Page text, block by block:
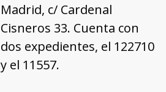
Madrid, c/ Cardenal
Cisneros 33. Cuenta con
dos expedientes, el 122710
y el 11557.